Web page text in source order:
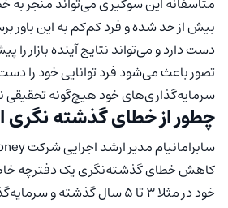
بیش از حد شده و فرد کم‌کم به این باور
دست دارد و می‌تواند نتایج آینده بازار
تصور باعث می‌شود فرد توانایی خود را دست
سرمایه‌گذاری‌های خود هیچ‌گونه تحقیقی
چطور از خطای گذشته نگری
کاهش خطای گذشته‌نگری یک دفترچه
خود در مثلا ۳ تا ۵ سال گذشته